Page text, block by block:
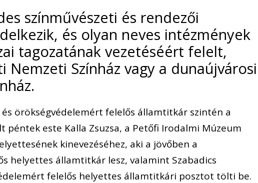
színművészeti és rendezői
és olyan neves intézmények
tagozatának vezetéséért felelt,
Nemzeti Színház vagy a dunaújvárosi
örökségvédelemért felelős államtitkár szintén a
péntek este Kalla Zsuzsa, a Petőfi Irodalmi Múzeum
kinevezéséhez, aki a jövőben a
helyettes államtitkár lesz, valamint Szabadics
felelős helyettes államtitkári posztot tölti be.